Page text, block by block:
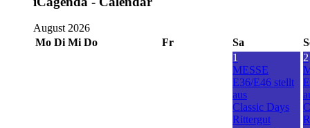
August 2026
Mo Di Mi Do Fr Sa
1
MESSE
E36/E46 stellt
aus
Classic Days
Rittergut
2